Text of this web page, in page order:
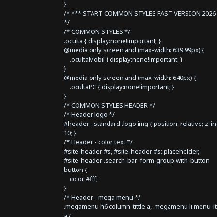
}
/* *** START COMMON STYLES FAST VERSION
*/
/* COMMON STYLES */
.oculta { display:none!important; }
@media only screen and (max-width: 639.99px) {
.ocultaMobil { display:none!important; }
}
@media only screen and (max-width: 640px) {
.ocultaPC { display:none!important; }
}
/* COMMON STYLES HEADER */
/* Header logo */
#header--standard .logo img { position: relative; z-
10; }
/* Header - color text */
#site-header #s, #site-header #s::placeholder,
#site-header .search-bar .form-group.with-button
button {
color:#fff;
}
/* Header - mega menu */
.megamenu h6.column-tittle a, .megamenu li.menu-